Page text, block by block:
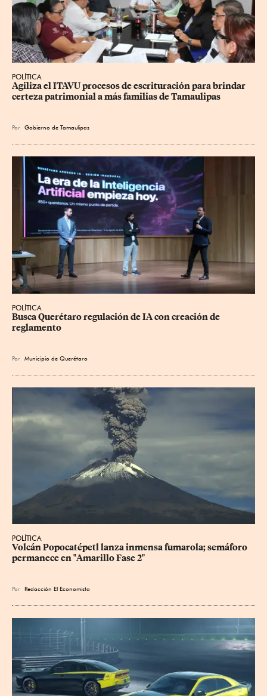
POLÍTICA
Agiliza el ITAVU procesos de escrituración para brindar
certeza patrimonial a más familias de Tamaulipas
Por Gobierno de Tamaulipas
POLÍTICA
Busca Querétaro regulación de IA con creación de
reglamento
Por Municipio de Querétaro
POLÍTICA
Volcán Popocatépetl lanza inmensa fumarola; semáforo
permanece en "Amarillo Fase 2"
Por Redacción El Economista